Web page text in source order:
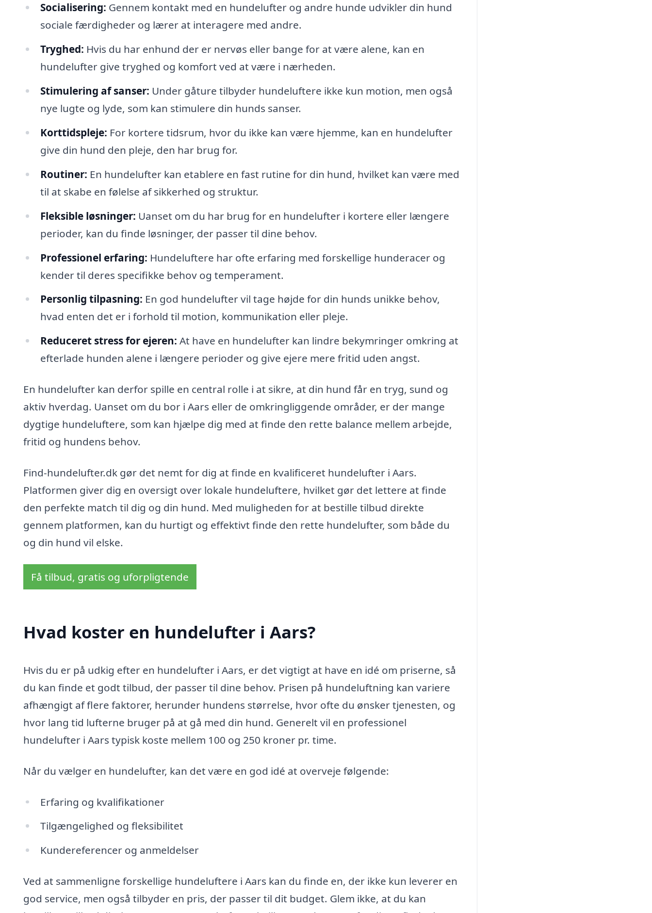
Socialisering: Gennem kontakt med en hundelufter og andre hunde udvikler din hund
sociale færdigheder og lærer at interagere med andre.
Tryghed: Hvis du har enhund der er nervøs eller bange for at være alene, kan en
hundelufter give tryghed og komfort ved at være i nærheden.
Stimulering af sanser: Under gåture tilbyder hundeluftere ikke kun motion, men også
nye lugte og lyde, som kan stimulere din hunds sanser.
Korttidspleje: For kortere tidsrum, hvor du ikke kan være hjemme, kan en hundelufter
give din hund den pleje, den har brug for.
Routiner: En hundelufter kan etablere en fast rutine for din hund, hvilket kan være med
til at skabe en følelse af sikkerhed og struktur.
Fleksible løsninger: Uanset om du har brug for en hundelufter i kortere eller længere
perioder, kan du finde løsninger, der passer til dine behov.
Professionel erfaring: Hundeluftere har ofte erfaring med forskellige hunderacer og
kender til deres specifikke behov og temperament.
Personlig tilpasning: En god hundelufter vil tage højde for din hunds unikke behov,
hvad enten det er i forhold til motion, kommunikation eller pleje.
Reduceret stress for ejeren: At have en hundelufter kan lindre bekymringer omkring at
efterlade hunden alene i længere perioder og give ejere mere fritid uden angst.
En hundelufter kan derfor spille en central rolle i at sikre, at din hund får en tryg, sund og
aktiv hverdag. Uanset om du bor i Aars eller de omkringliggende områder, er der mange
dygtige hundeluftere, som kan hjælpe dig med at finde den rette balance mellem arbejde,
fritid og hundens behov.
Find-hundelufter.dk gør det nemt for dig at finde en kvalificeret hundelufter i Aars.
Platformen giver dig en oversigt over lokale hundeluftere, hvilket gør det lettere at finde
den perfekte match til dig og din hund. Med muligheden for at bestille tilbud direkte
gennem platformen, kan du hurtigt og effektivt finde den rette hundelufter, som både du
og din hund vil elske.
Få tilbud, gratis og uforpligtende
Hvad koster en hundelufter i Aars?
Hvis du er på udkig efter en hundelufter i Aars, er det vigtigt at have en idé om priserne, så
du kan finde et godt tilbud, der passer til dine behov. Prisen på hundeluftning kan variere
afhængigt af flere faktorer, herunder hundens størrelse, hvor ofte du ønsker tjenesten, og
hvor lang tid lufterne bruger på at gå med din hund. Generelt vil en professionel
hundelufter i Aars typisk koste mellem 100 og 250 kroner pr. time.
Når du vælger en hundelufter, kan det være en god idé at overveje følgende:
Erfaring og kvalifikationer
Tilgængelighed og fleksibilitet
Kundereferencer og anmeldelser
Ved at sammenligne forskellige hundeluftere i Aars kan du finde en, der ikke kun leverer en
god service, men også tilbyder en pris, der passer til dit budget. Glem ikke, at du kan